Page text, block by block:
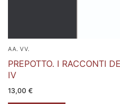
AA. VV.
PREPOTTO. I RACCONTI
IV
13,00 €